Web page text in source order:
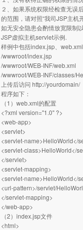
２、如果系统权限经检查无误
的范围，请对照“我司JSP主机
如无安全隐患会酌情放宽限制
JSP虚拟主机servlet示例.
样例中包括index.jsp、
/wwwroot/index.jsp
/wwwroot/WEB-INF/web.xml
/wwwroot/WEB-INF/classes/
上传后访问 http://yourdomain/
程序如下：
（1）web.xml的配置
<?xml version="1.0" ?>
<web-app>
<servlet>
<servlet-name>HelloWorld</
<servlet-class>HelloWorld</
</servlet>
<servlet-mapping>
<servlet-name>HelloWorld</
<url-pattern>/servlet/
</servlet-mapping>
</web-app>
（2）index.jsp文件
<html>